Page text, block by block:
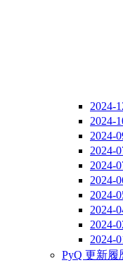
2024-
2024-
2024-
2024-
2024-
2024-
2024-
2024-
2024-
2024-
PyQ 更新履